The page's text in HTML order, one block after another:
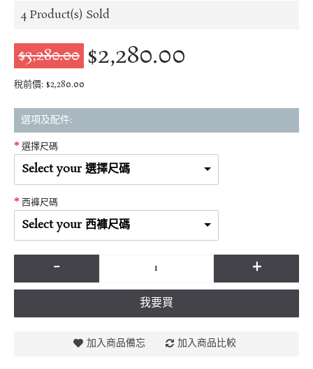
4 Product(s) Sold
$3,280.00 $2,280.00
稅前價: $2,280.00
選項及配件:
選擇尺碼
Select your 選擇尺碼
西褲尺碼
Select your 西褲尺碼
- +
我要買
加入商品備忘 加入商品比較